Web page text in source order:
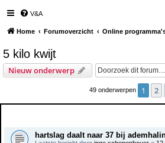
V&A
Home Forumoverzicht Online
5 kilo kwijt
Nieuw onderwerp
49 onderwerpen 1 2
hartslag daalt naar 37 bij